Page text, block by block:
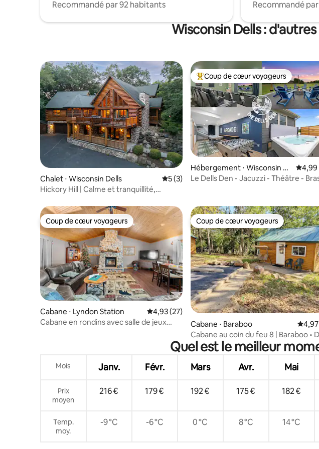
Recommandé par 92 habitants
Recommandé
Wisconsin Dells :
Chalet ⋅ Wisconsin Dells Évaluation moyenne sur la base de 3
5 (3)
Hickory Hill | Calme et tranquillité,
Coups de cœur voyageurs les plus
Coup de cœur voyageurs
Hébergement ⋅ Wisconsin D
ells
4,99
Le Dells Den - Jacuzzi - Théâtre -
Coup de cœur voyageurs
Coup de cœur voyageurs
Cabane ⋅ Lyndon Station Évaluation moyenne sur la base de 27
4,93 (27)
Cabane en rondins avec salle de jeux
Coup de cœur voyageurs
Coup de cœur voyageurs
Cabane ⋅ Baraboo
Cabane au coin du feu 8 | Baraboo •
Cabin | Animaux acceptés
Quel est le meilleur
Mois Janv. Févr. Mars Avr. Mai
Prix
moyen
216 € 179 € 192 € 175 € 182 €
Temp.
moy.
-9 °C -6 °C 0 °C 8 °C 14 °C